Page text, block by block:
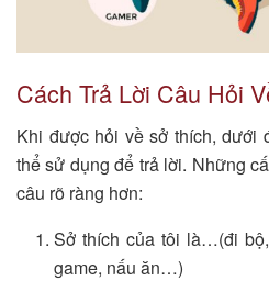
Cách Trả Lời Câu Hỏi
Khi được hỏi về sở thích, dưới
thể sử dụng để trả lời. Những
câu rõ ràng hơn:
Sở thích của tôi là…(đi
game, nấu ăn…)